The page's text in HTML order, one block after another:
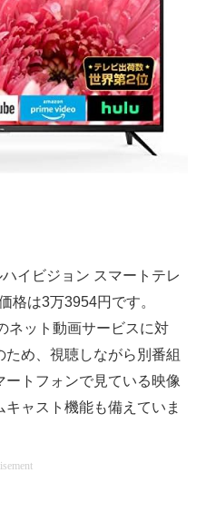
イビジョン スマートテレ
格は3万3954円です。
ネット動画サービスに対
め、視聴しながら別番組
トフォンで見ている映像
ャスト機能も備えていま